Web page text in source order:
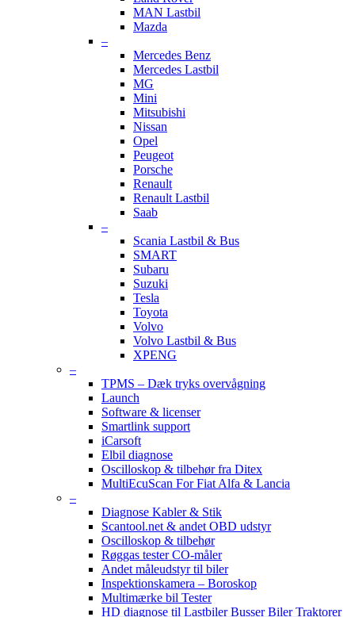
MAN Lastbil
Mazda
–
Mercedes Benz
Mercedes Lastbil
MG
Mini
Mitsubishi
Nissan
Opel
Peugeot
Porsche
Renault
Renault Lastbil
Saab
–
Scania Lastbil & Bus
SMART
Subaru
Suzuki
Tesla
Toyota
Volvo
Volvo Lastbil & Bus
XPENG
–
TPMS – Dæk tryks overvågning
Launch
Software & licenser
Smartlink support
iCarsoft
Elbil diagnose
Oscilloskop & tilbehør fra Ditex
MultiEcuScan For Fiat Alfa & Lancia
–
Diagnose Kabler & Stik
Scantool.net & andet OBD udstyr
Oscilloskop & tilbehør
Røggas tester CO-måler
Andet måleudstyr til biler
Inspektionskamera – Boroskop
Multimærke bil Tester
HD diagnose til Lastbiler Busser Biler Traktorer